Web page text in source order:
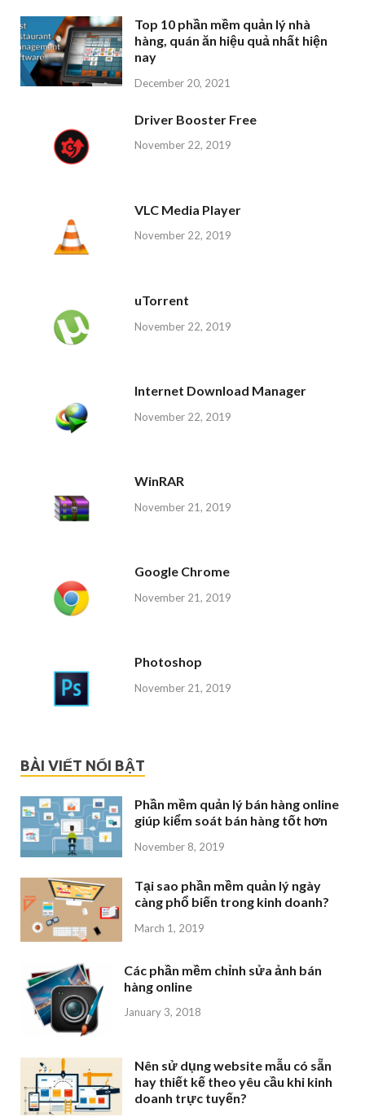
Top 10 phần mềm quản lý nhà
hàng, quán ăn hiệu quả nhất hiện
nay
December 20, 2021
Driver Booster Free
November 22, 2019
VLC Media Player
November 22, 2019
uTorrent
November 22, 2019
Internet Download Manager
November 22, 2019
WinRAR
November 21, 2019
Google Chrome
November 21, 2019
Photoshop
November 21, 2019
BÀI VIẾT NỔI BẬT
Phần mềm quản lý bán hàng online
giúp kiểm soát bán hàng tốt hơn
November 8, 2019
Tại sao phần mềm quản lý ngày
càng phổ biến trong kinh doanh?
March 1, 2019
Các phần mềm chỉnh sửa ảnh bán
hàng online
January 3, 2018
Nên sử dụng website mẫu có sẵn
hay thiết kế theo yêu cầu khi kinh
doanh trực tuyến?